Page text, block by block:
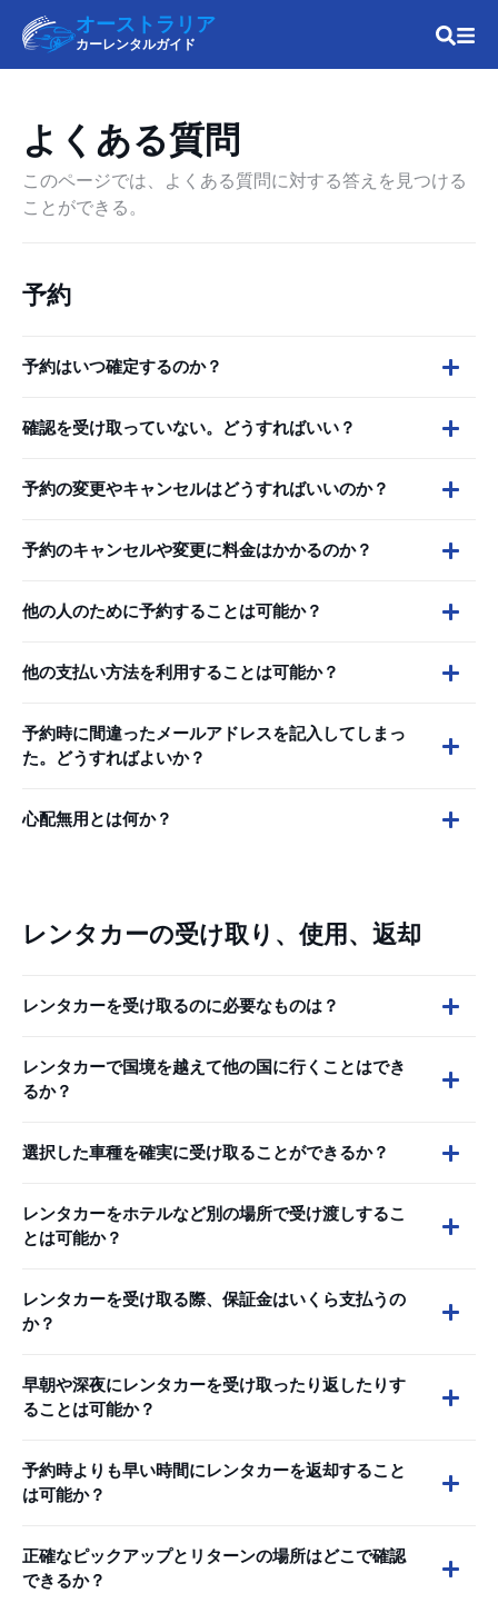
オーストラリア
カーレンタルガイド
よくある質問
このページでは、よくある質問に対する答えを見つける
ことができる。
予約
予約はいつ確定するのか？
確認を受け取っていない。どうすればいい？
予約の変更やキャンセルはどうすればいいのか？
予約のキャンセルや変更に料金はかかるのか？
他の人のために予約することは可能か？
他の支払い方法を利用することは可能か？
予約時に間違ったメールアドレスを記入してしまっ
た。どうすればよいか？
心配無用とは何か？
レンタカーの受け取り、使用、返却
レンタカーを受け取るのに必要なものは？
レンタカーで国境を越えて他の国に行くことはでき
るか？
選択した車種を確実に受け取ることができるか？
レンタカーをホテルなど別の場所で受け渡しするこ
とは可能か？
レンタカーを受け取る際、保証金はいくら支払うの
か？
早朝や深夜にレンタカーを受け取ったり返したりす
ることは可能か？
予約時よりも早い時間にレンタカーを返却すること
は可能か？
正確なピックアップとリターンの場所はどこで確認
できるか？